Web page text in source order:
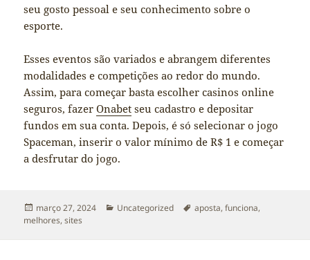
seu gosto pessoal e seu conhecimento sobre o
esporte.
Esses eventos são variados e abrangem diferentes
modalidades e competições ao redor do mundo.
Assim, para começar basta escolher casinos online
seguros, fazerOnabet seu cadastro e depositar
fundos em sua conta. Depois, é só selecionar o jogo
Spaceman, inserir o valor mínimo de R$ 1 e começar
a desfrutar do jogo.
Publicado
em
março 27, 2024 Categorias
Uncategorized Tags
aposta,funciona,
melhores,sites